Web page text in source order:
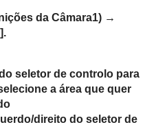
da Câmara1) →
.
seletor de controlo para
a área que quer
direito do seletor de